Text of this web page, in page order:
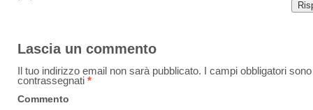
Lascia un commento
Il tuo indirizzo email non sarà pubblicato. I campi obbligatori sono
contrassegnati *
Commento